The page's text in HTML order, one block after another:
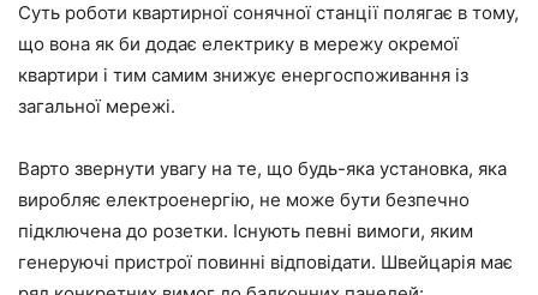
Суть роботи квартирної сонячної станції полягає в тому,
що вона як би додає електрику в мережу окремої
квартири і тим самим знижує енергоспоживання із
загальної мережі.
Варто звернути увагу на те, що будь-яка установка, яка
виробляє електроенергію, не може бути безпечно
підключена до розетки. Існують певні вимоги, яким
генеруючі пристрої повинні відповідати. Швейцарія має